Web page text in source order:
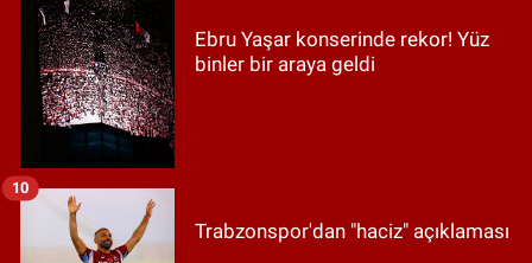
Ebru Yaşar konserinde rekor! Yüz
binler bir araya geldi
Trabzonspor'dan "haciz" açıklaması
10